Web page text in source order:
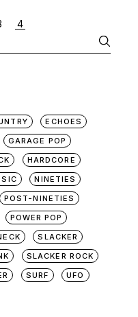
4
ECHOES
GARAGE POP
HARDCORE
NINETIES
POST-NINETIES
POWER POP
SLACKER
SLACKER ROCK
SURF UFO